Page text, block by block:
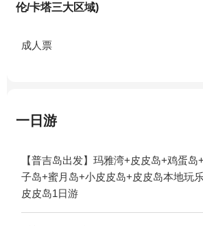
伦/卡塔三大区域)
成人票
一日游
【普吉岛出发】玛雅湾+皮皮岛+鸡蛋岛
子岛+蜜月岛+小皮皮岛+皮皮岛本地玩
皮皮岛1日游